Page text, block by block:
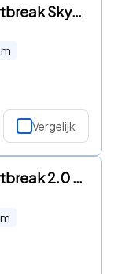
Mazda 6 - Sportbreak Skyactiv-G 165 AT Exclusive Line Comfort Pack / T
Vergelijk
Mazda 6 - Sportbreak 2.0 SkyActiv-G 165 Luxury , Automaat, Leder, Adap